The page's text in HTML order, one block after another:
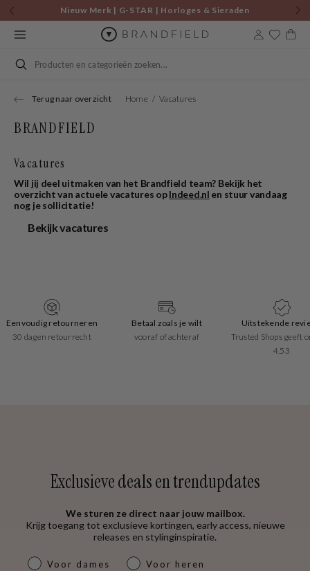
Skip to
content
Nieuw Merk | G-STAR | Horloges & Sieraden
Cart
Search
Terug naar overzicht Home Vacatures
BRANDFIELD
Vacatures
Wil jij deel uitmaken van het Brandfield team? Bekijk het
overzicht van actuele vacatures opIndeed.nl en stuur vandaag
nog je sollicitatie!
Bekijk vacatures
Eenvoudig retourneren
30 dagen retourrecht
Betaal zoals je wilt
vooraf of achteraf
Uitstekende
Trusted Shops geeft
4.53
Exclusieve deals en trendupdates
We sturen ze direct naar jouw mailbox.
Krijg toegang tot exclusieve kortingen, early access, nieuwe
releases en stylinginspiratie.
dames & heren
Voor dames Voor heren